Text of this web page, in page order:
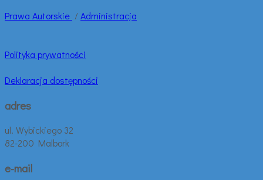
Prawa Autorskie /Administracja
Polityka prywatności
Deklaracja dostępności
adres
ul. Wybickiego 32
82-200 Malbork
e-mail